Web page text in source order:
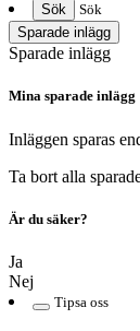
Sök
Sök
Sparade inlägg
Sparade inlägg
Mina sparade inlägg
Inläggen sparas
Ta bort alla
Är du säker?
Ja
Nej
Tipsa oss